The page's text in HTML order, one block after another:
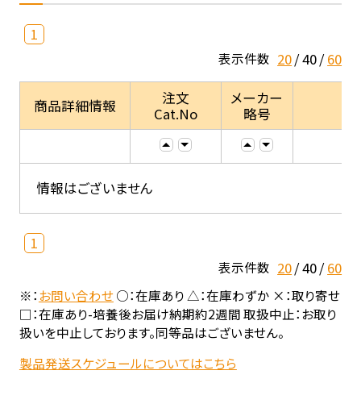
1
表示件数 20 40 60
商品詳細情報
注文
Cat.No
メーカー
略号
情報はございません
1
表示件数 20 40 60
※：お問い合わせ○：在庫あり △：在庫わずか ×：取り寄せ
□：在庫あり-培養後お届け納期約2週間 取扱中止：お取り
扱いを中止しております。同等品はございません。
製品発送スケジュールについてはこちら